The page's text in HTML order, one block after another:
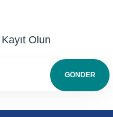
Olun
GÖNDER